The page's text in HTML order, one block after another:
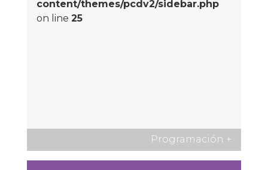
content/themes/pcdv2/sidebar.php
on line 25
Programación +